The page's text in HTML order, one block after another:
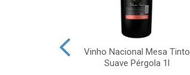
Vinho Nacional Mesa Tinto
Suave Pérgola 1l